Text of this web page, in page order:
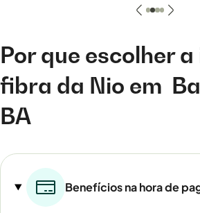
Por que escolher
fibra da Nio em
BA
Benefícios na hora de